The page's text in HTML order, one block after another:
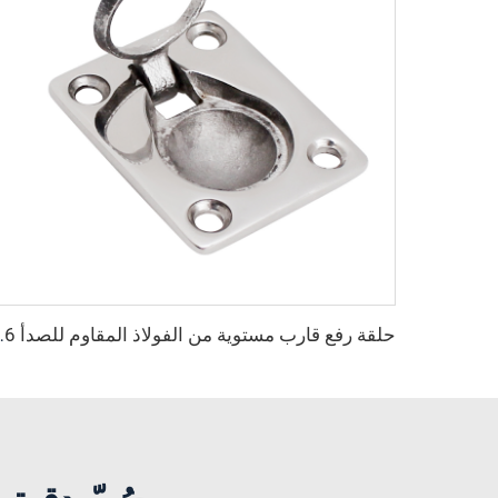
حلقة رفع